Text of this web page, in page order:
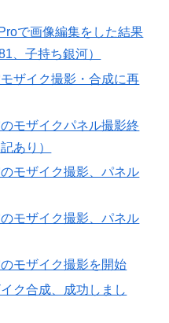
で画像編集をした結果
、子持ち銀河）
ザイク撮影・合成に再
モザイクパネル撮影終
あり）
モザイク撮影、パネル
モザイク撮影、パネル
モザイク撮影を開始
ク合成、成功しまし